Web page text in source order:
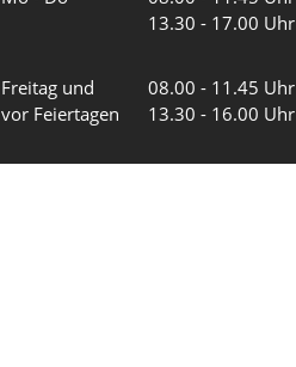
13.30 - 17.00 Uhr
Freitag und
vor Feiertagen
08.00 - 11.45 Uhr
13.30 - 16.00 Uhr